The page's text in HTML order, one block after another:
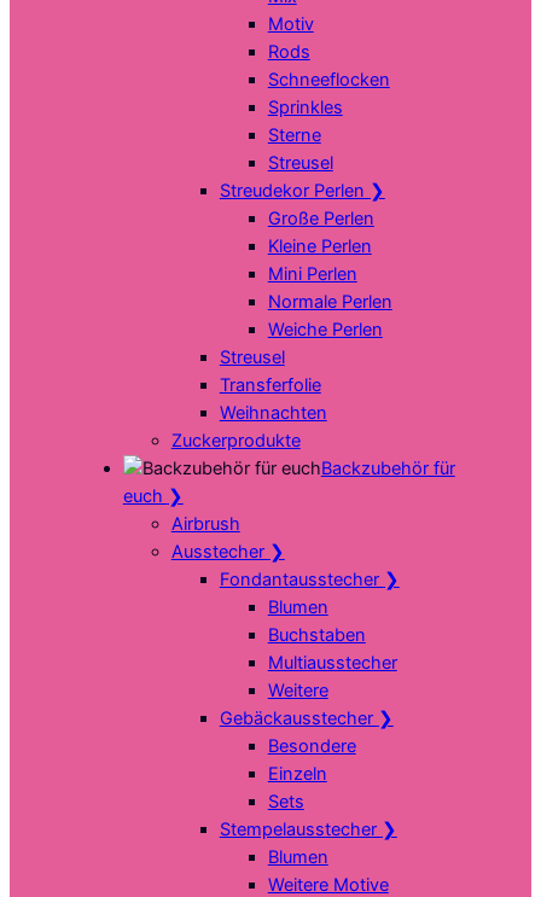
Motiv
Rods
Schneeflocken
Sprinkles
Sterne
Streusel
Streudekor Perlen ❯
Große Perlen
Kleine Perlen
Mini Perlen
Normale Perlen
Weiche Perlen
Streusel
Transferfolie
Weihnachten
Zuckerprodukte
Backzubehör für
euch ❯
Airbrush
Ausstecher ❯
Fondantausstecher ❯
Blumen
Buchstaben
Multiausstecher
Weitere
Gebäckausstecher ❯
Besondere
Einzeln
Sets
Stempelausstecher ❯
Blumen
Weitere Motive